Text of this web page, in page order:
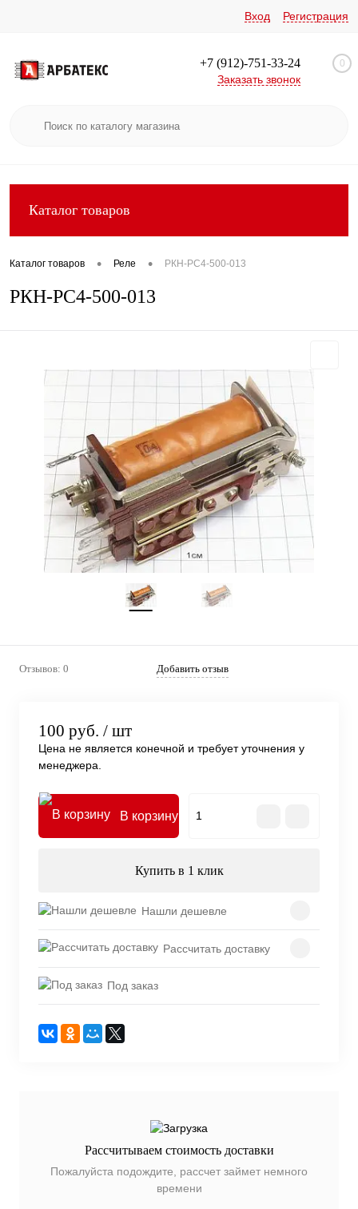
Вход Регистрация
+7 (912)-751-33-24
Заказать звонок
0
Каталог товаров
Каталог товаров • Реле • РКН-РС4-500-013
РКН-РС4-500-013
Отзывов: 0 Добавить отзыв
100 руб. / шт
Цена не является конечной и требует уточнения у
менеджера.
В корзину
Купить в 1 клик
Нашли дешевле
Рассчитать доставку
Под заказ
Рассчитываем стоимость доставки
Пожалуйста подождите, рассчет займет немного
времени